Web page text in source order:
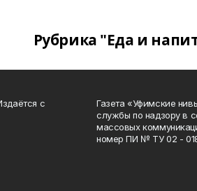
Рубрика "Еда и
с
Газета «Уфимские
службы по надзору в
массовых
номер ПИ № ТУ 02 -